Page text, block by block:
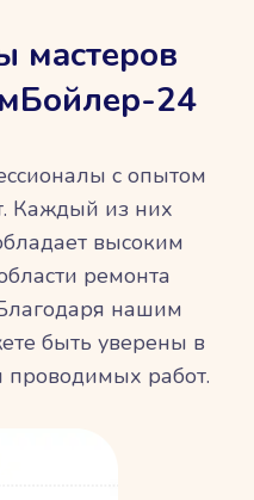
мастеров
24
с опытом
Каждый из них
высоким
ремонта
нашим
быть уверены в
проводимых работ.